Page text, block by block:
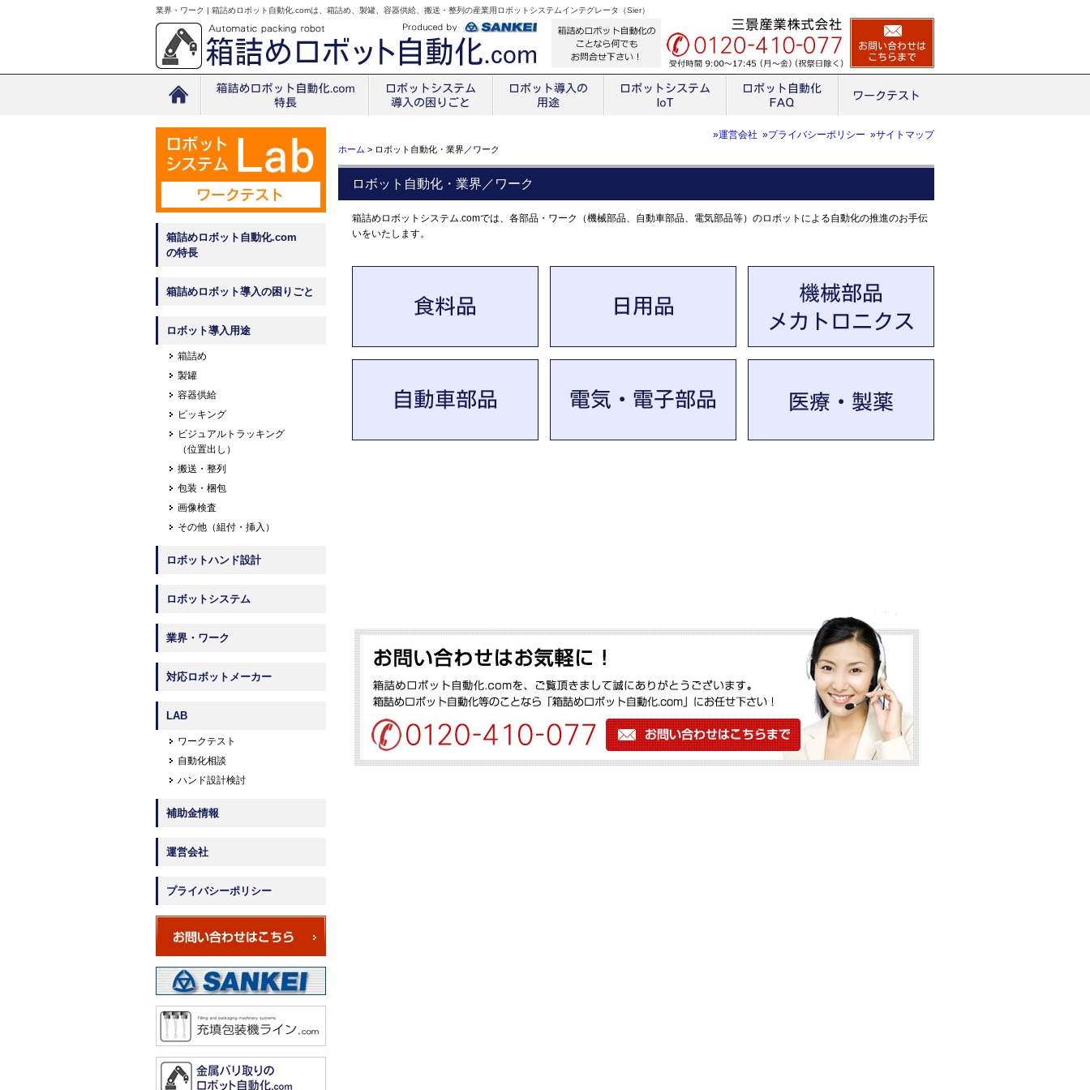
業界・ワーク | 箱詰めロボット自動化.comは、箱詰め、製罐、容器供給、搬送・整列の産業用ロボットシステムインテグレータ（Sier）
»運営会社 »プライバシーポリシー »サイトマップ
ホーム > ロボット自動化・業界／ワーク
ロボット自動化・業界／ワーク
箱詰めロボットシステム.comでは、各部品・ワーク（機械部品、自動車部品、電気部品等）のロボットによる自動化の推進のお手伝
いをいたします。
箱詰めロボット自動化.com
の特長
箱詰めロボット導入の困りごと
ロボット導入用途
箱詰め
製罐
容器供給
ピッキング
ビジュアルトラッキング
（位置出し）
搬送・整列
包装・梱包
画像検査
その他（組付・挿入）
ロボットハンド設計
ロボットシステム
業界・ワーク
対応ロボットメーカー
LAB
ワークテスト
自動化相談
ハンド設計検討
補助金情報
運営会社
プライバシーポリシー